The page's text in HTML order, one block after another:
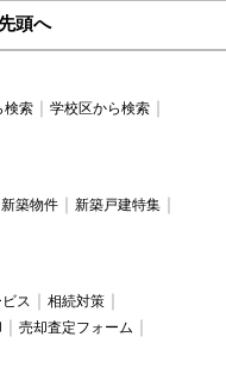
頭へ
検索
学校区から検索
築物件
新築戸建特集
ス
相続対策
売却査定フォーム